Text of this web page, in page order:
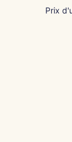
Prix